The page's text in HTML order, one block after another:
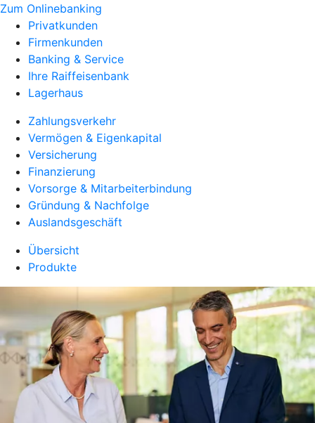
Zum Onlinebanking
Privatkunden
Firmenkunden
Banking & Service
Ihre Raiffeisenbank
Lagerhaus
Zahlungsverkehr
Vermögen & Eigenkapital
Versicherung
Finanzierung
Vorsorge & Mitarbeiterbindung
Gründung & Nachfolge
Auslandsgeschäft
Übersicht
Produkte